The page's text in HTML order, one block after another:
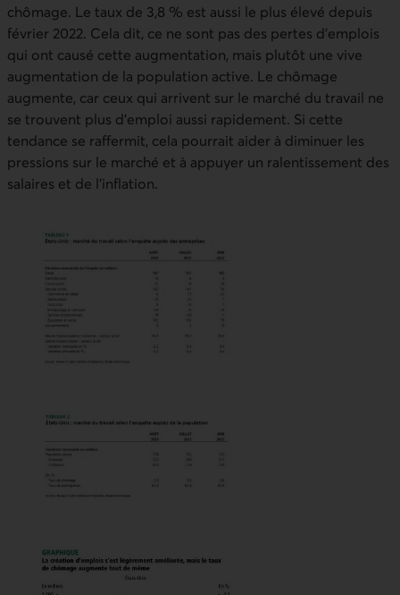
chômage. Le taux de 3,8 % est aussi le plus élevé depuis
février 2022. Cela dit, ce ne sont pas des pertes d’emplois
qui ont causé cette augmentation, mais plutôt une vive
augmentation de la population active. Le chômage
augmente, car ceux qui arrivent sur le marché du travail ne
se trouvent plus d’emploi aussi rapidement. Si cette
tendance se raffermit, cela pourrait aider à diminuer les
pressions sur le marché et à appuyer un ralentissement des
salaires et de l’inflation.